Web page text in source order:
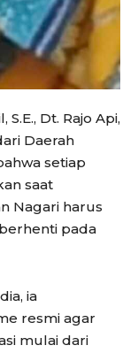
Dt. Rajo Api,
Daerah
setiap
saat
Nagari harus
pada
ia
resmi agar
mulai dari